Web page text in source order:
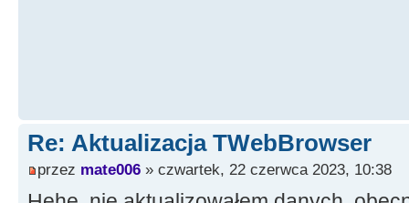
Re: Aktualizacja TWebBrowser
przez mate006 » czwartek, 22 czerwca 2023, 10:38